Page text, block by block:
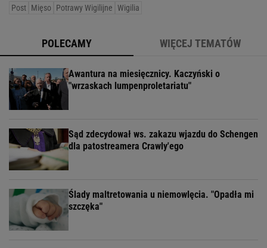
Post Mięso Potrawy Wigilijne Wigilia
POLECAMY WIĘCEJ TEMATÓW
Awantura na miesięcznicy. Kaczyński o
"wrzaskach lumpenproletariatu"
Sąd zdecydował ws. zakazu wjazdu do Schengen
dla patostreamera Crawly'ego
Ślady maltretowania u niemowlęcia. "Opadła mi
szczęka"